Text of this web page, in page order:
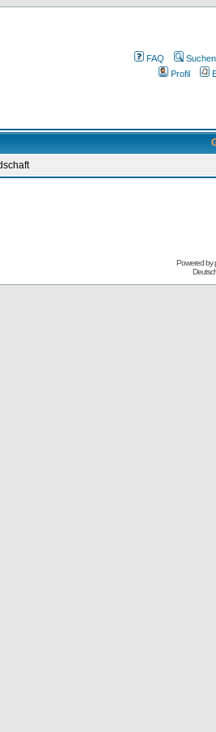
FAQ
Suchen
Profil
Powered by